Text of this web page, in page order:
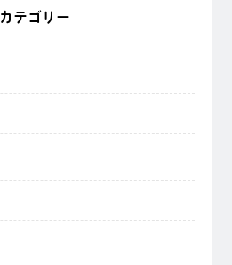
カテゴリー